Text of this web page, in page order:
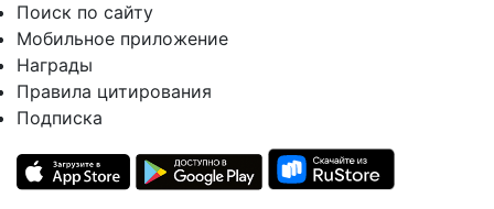
Поиск по сайту
Мобильное приложение
Награды
Правила цитирования
Подписка